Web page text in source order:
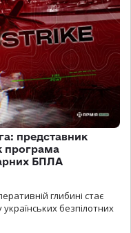
представник
програма
БПЛА
глибині стає
безпілотних